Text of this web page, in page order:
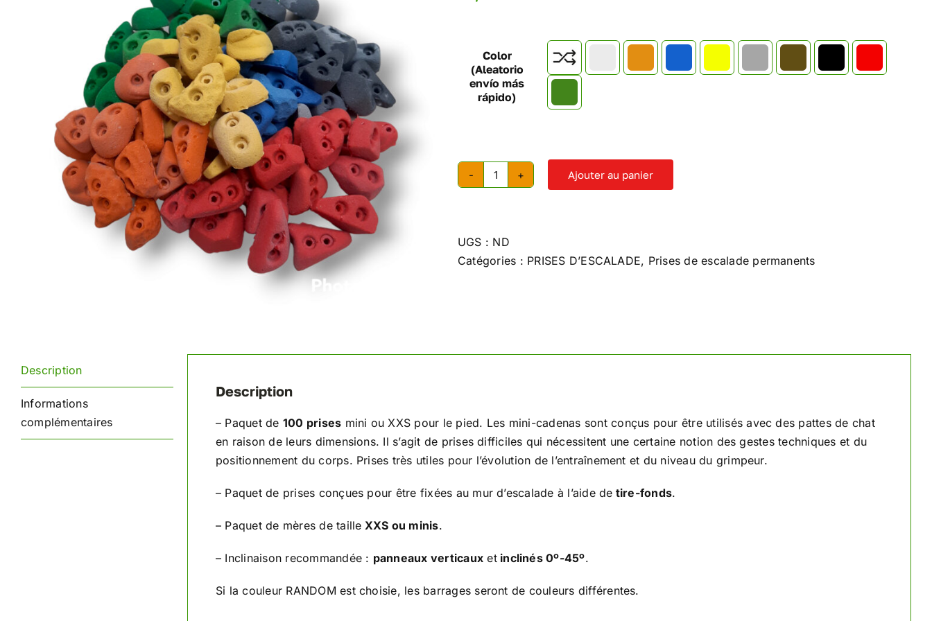
Color
(Aleatorio
envío más
rápido)
quantité
de
100
Ajouter au panier
UGS : ND
Catégories : PRISES D’ESCALADE, Prises de escalade permanents
Description
Informations
complémentaires
Description
– Paquet de 100 prises mini ou XXS pour le pied. Les mini-cadenas sont conçus pour être utilisés avec des pattes de chat
en raison de leurs dimensions. Il s’agit de prises difficiles qui nécessitent une certaine notion des gestes techniques et du
positionnement du corps. Prises très utiles pour l’évolution de l’entraînement et du niveau du grimpeur.
– Paquet de prises conçues pour être fixées au mur d’escalade à l’aide de tire-fonds.
– Paquet de mères de taille XXS ou minis.
– Inclinaison recommandée : panneaux verticaux etinclinés 0º-45º.
Si la couleur RANDOM est choisie, les barrages seront de couleurs différentes.